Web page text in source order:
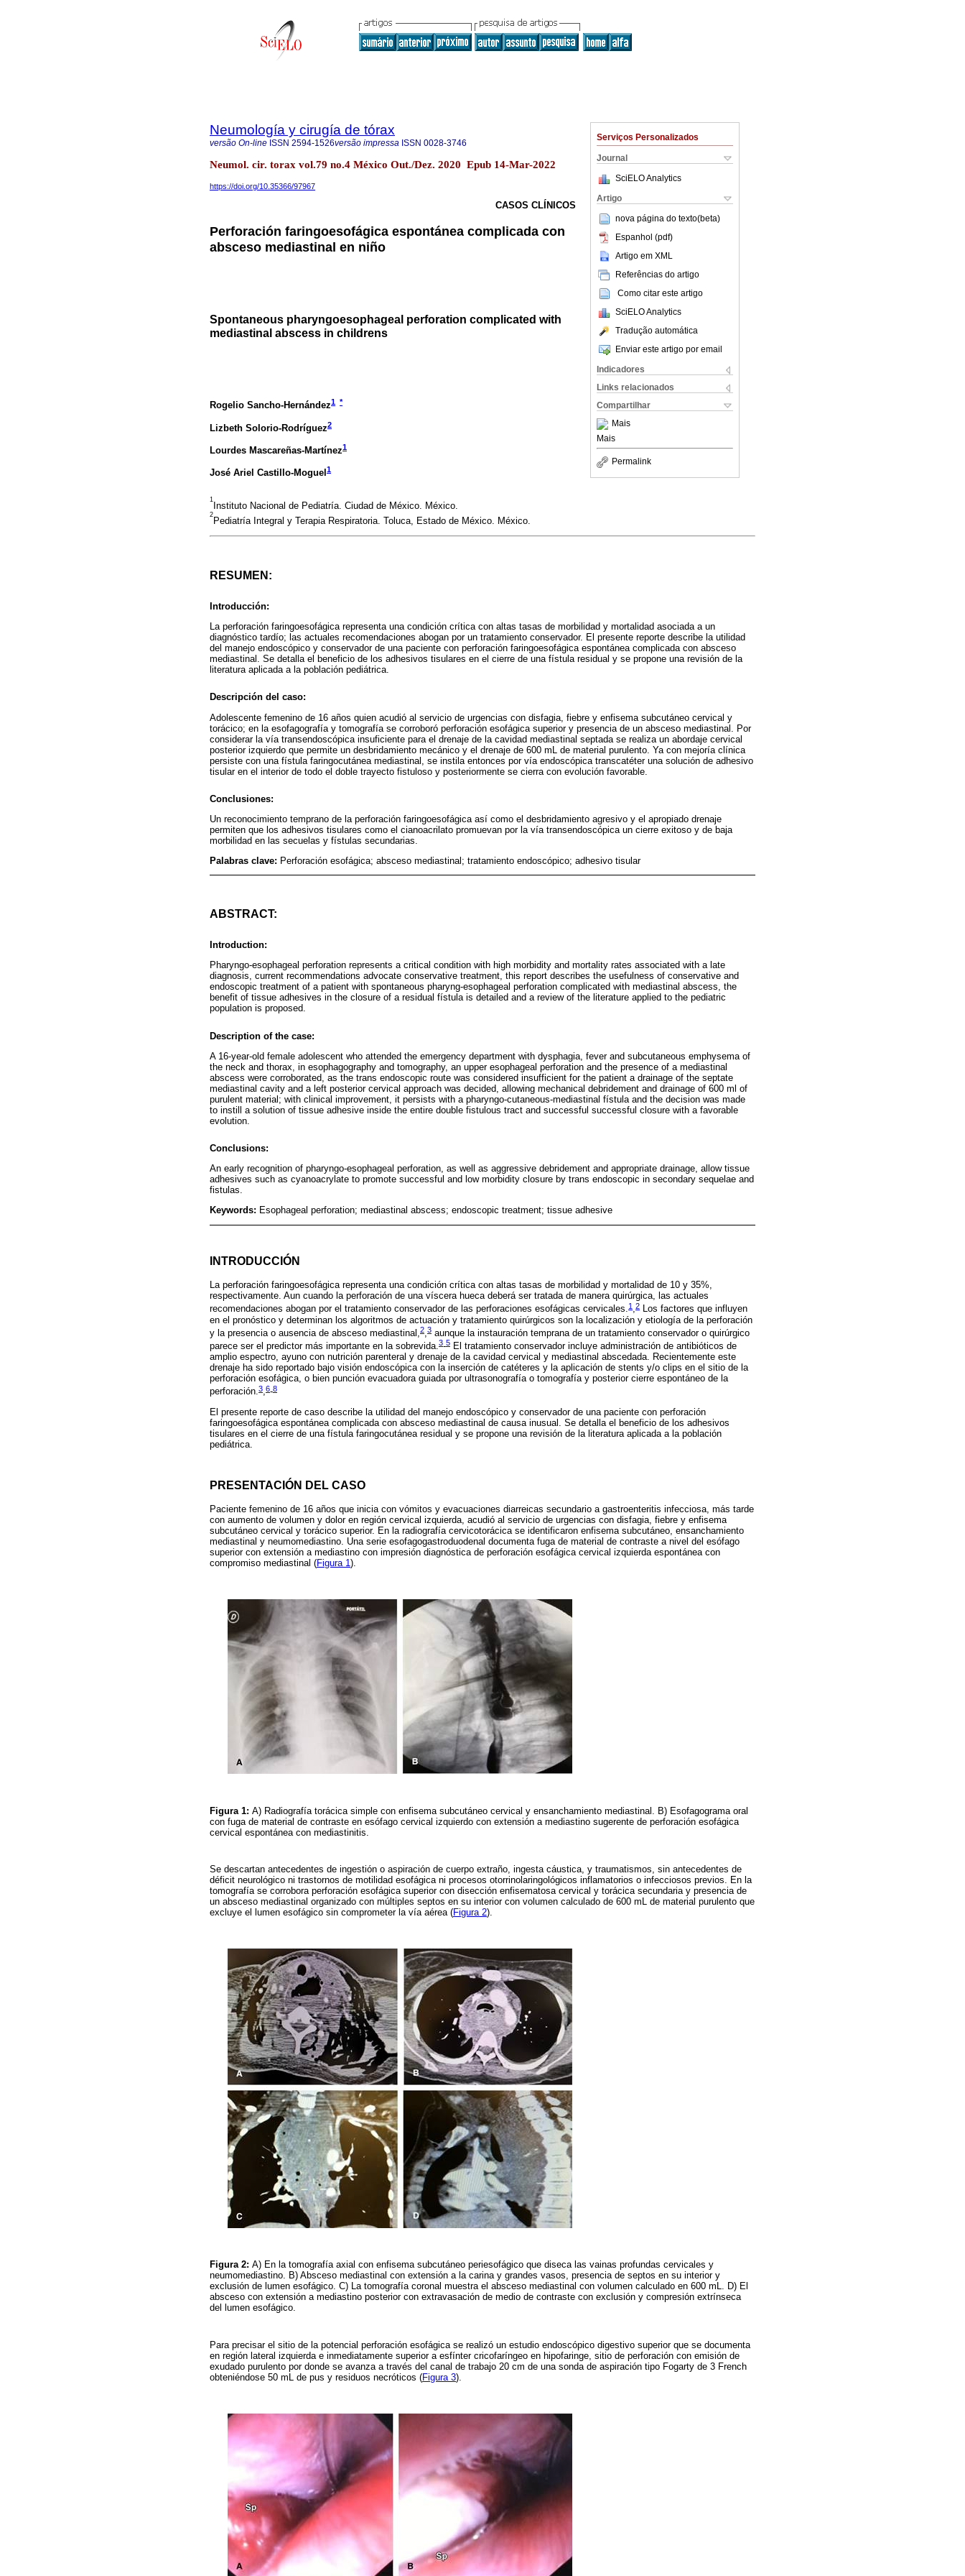
Serviços Personalizados
Journal
SciELO Analytics
Artigo
nova página do texto(beta)
Espanhol (pdf)
Artigo em XML
Referências do artigo
Como citar este artigo
SciELO Analytics
Tradução automática
Enviar este artigo por email
Indicadores
Links relacionados
Compartilhar
Mais
Mais
Permalink
Neumología y cirugía de tórax
versão On-line ISSN 2594-1526versão impressa ISSN 0028-3746
Neumol. cir. torax vol.79 no.4 México Out./Dez. 2020 Epub 14-Mar-2022
https://doi.org/10.35366/97967
CASOS CLÍNICOS
Perforación faringoesofágica espontánea complicada con
absceso mediastinal en niño
Spontaneous pharyngoesophageal perforation complicated with
mediastinal abscess in childrens
Rogelio Sancho-Hernández1 *
Lizbeth Solorio-Rodríguez2
Lourdes Mascareñas-Martínez1
José Ariel Castillo-Moguel 1
1
Instituto Nacional de Pediatría. Ciudad de México. México.
2
Pediatría Integral y Terapia Respiratoria. Toluca, Estado de México. México.
RESUMEN:
Introducción:
La perforación faringoesofágica representa una condición crítica con altas tasas de morbilidad y mortalidad asociada a un
diagnóstico tardío; las actuales recomendaciones abogan por un tratamiento conservador. El presente reporte describe la utilidad
del manejo endoscópico y conservador de una paciente con perforación faringoesofágica espontánea complicada con absceso
mediastinal. Se detalla el beneficio de los adhesivos tisulares en el cierre de una fístula residual y se propone una revisión de la
literatura aplicada a la población pediátrica.
Descripción del caso:
Adolescente femenino de 16 años quien acudió al servicio de urgencias con disfagia, fiebre y enfisema subcutáneo cervical y
torácico; en la esofagografía y tomografía se corroboró perforación esofágica superior y presencia de un absceso mediastinal. Por
considerar la vía transendoscópica insuficiente para el drenaje de la cavidad mediastinal septada se realiza un abordaje cervical
posterior izquierdo que permite un desbridamiento mecánico y el drenaje de 600 mL de material purulento. Ya con mejoría clínica
persiste con una fístula faringocutánea mediastinal, se instila entonces por vía endoscópica transcatéter una solución de adhesivo
tisular en el interior de todo el doble trayecto fistuloso y posteriormente se cierra con evolución favorable.
Conclusiones:
Un reconocimiento temprano de la perforación faringoesofágica así como el desbridamiento agresivo y el apropiado drenaje
permiten que los adhesivos tisulares como el cianoacrilato promuevan por la vía transendoscópica un cierre exitoso y de baja
morbilidad en las secuelas y fístulas secundarias.
Palabras clave: Perforación esofágica; absceso mediastinal; tratamiento endoscópico; adhesivo tisular
ABSTRACT:
Introduction:
Pharyngo-esophageal perforation represents a critical condition with high morbidity and mortality rates associated with a late
diagnosis, current recommendations advocate conservative treatment, this report describes the usefulness of conservative and
endoscopic treatment of a patient with spontaneous pharyng-esophageal perforation complicated with mediastinal abscess, the
benefit of tissue adhesives in the closure of a residual fístula is detailed and a review of the literature applied to the pediatric
population is proposed.
Description of the case:
A 16-year-old female adolescent who attended the emergency department with dysphagia, fever and subcutaneous emphysema of
the neck and thorax, in esophagography and tomography, an upper esophageal perforation and the presence of a mediastinal
abscess were corroborated, as the trans endoscopic route was considered insufficient for the patient a drainage of the septate
mediastinal cavity and a left posterior cervical approach was decided, allowing mechanical debridement and drainage of 600 ml of
purulent material; with clinical improvement, it persists with a pharyngo-cutaneous-mediastinal fístula and the decision was made
to instill a solution of tissue adhesive inside the entire double fistulous tract and successful successful closure with a favorable
evolution.
Conclusions:
An early recognition of pharyngo-esophageal perforation, as well as aggressive debridement and appropriate drainage, allow tissue
adhesives such as cyanoacrylate to promote successful and low morbidity closure by trans endoscopic in secondary sequelae and
fistulas.
Keywords: Esophageal perforation; mediastinal abscess; endoscopic treatment; tissue adhesive
INTRODUCCIÓN
La perforación faringoesofágica representa una condición crítica con altas tasas de morbilidad y mortalidad de 10 y 35%,
respectivamente. Aun cuando la perforación de una víscera hueca deberá ser tratada de manera quirúrgica, las actuales
recomendaciones abogan por el tratamiento conservador de las perforaciones esofágicas cervicales.1 ,2 Los factores que influyen
en el pronóstico y determinan los algoritmos de actuación y tratamiento quirúrgicos son la localización y etiología de la perforación
y la presencia o ausencia de absceso mediastinal, 2 3 aunque la instauración temprana de un tratamiento conservador o quirúrgico
parece ser el predictor más importante en la sobrevida.3-5 El tratamiento conservador incluye administración de antibióticos de
amplio espectro, ayuno con nutrición parenteral y drenaje de la cavidad cervical y mediastinal abscedada. Recientemente este
drenaje ha sido reportado bajo visión endoscópica con la inserción de catéteres y la aplicación de stents y/o clips en el sitio de la
perforación esofágica, o bien punción evacuadora guiada por ultrasonografía o tomografía y posterior cierre espontáneo de la
perforación.3,6-8
El presente reporte de caso describe la utilidad del manejo endoscópico y conservador de una paciente con perforación
faringoesofágica espontánea complicada con absceso mediastinal de causa inusual. Se detalla el beneficio de los adhesivos
tisulares en el cierre de una fístula faringocutánea residual y se propone una revisión de la literatura aplicada a la población
pediátrica.
PRESENTACIÓN DEL CASO
Paciente femenino de 16 años que inicia con vómitos y evacuaciones diarreicas secundario a gastroenteritis infecciosa, más tarde
con aumento de volumen y dolor en región cervical izquierda, acudió al servicio de urgencias con disfagia, fiebre y enfisema
subcutáneo cervical y torácico superior. En la radiografía cervicotorácica se identificaron enfisema subcutáneo, ensanchamiento
mediastinal y neumomediastino. Una serie esofagogastroduodenal documenta fuga de material de contraste a nivel del esófago
superior con extensión a mediastino con impresión diagnóstica de perforación esofágica cervical izquierda espontánea con
compromiso mediastinal (Figura 1).
Figura 1: A) Radiografía torácica simple con enfisema subcutáneo cervical y ensanchamiento mediastinal. B) Esofagograma oral
con fuga de material de contraste en esófago cervical izquierdo con extensión a mediastino sugerente de perforación esofágica
cervical espontánea con mediastinitis.
Se descartan antecedentes de ingestión o aspiración de cuerpo extraño, ingesta cáustica, y traumatismos, sin antecedentes de
déficit neurológico ni trastornos de motilidad esofágica ni procesos otorrinolaringológicos inflamatorios o infecciosos previos. En la
tomografía se corrobora perforación esofágica superior con disección enfisematosa cervical y torácica secundaria y presencia de
un absceso mediastinal organizado con múltiples septos en su interior con volumen calculado de 600 mL de material purulento que
excluye el lumen esofágico sin comprometer la vía aérea (Figura 2).
Figura 2: A) En la tomografía axial con enfisema subcutáneo periesofágico que diseca las vainas profundas cervicales y
neumomediastino. B) Absceso mediastinal con extensión a la carina y grandes vasos, presencia de septos en su interior y
exclusión de lumen esofágico. C) La tomografía coronal muestra el absceso mediastinal con volumen calculado en 600 mL. D) El
absceso con extensión a mediastino posterior con extravasación de medio de contraste con exclusión y compresión extrínseca
del lumen esofágico.
Para precisar el sitio de la potencial perforación esofágica se realizó un estudio endoscópico digestivo superior que se documenta
en región lateral izquierda e inmediatamente superior a esfínter cricofaríngeo en hipofaringe, sitio de perforación con emisión de
exudado purulento por donde se avanza a través del canal de trabajo 20 cm de una sonda de aspiración tipo Fogarty de 3 French
obteniéndose 50 mL de pus y residuos necróticos (Figura 3).